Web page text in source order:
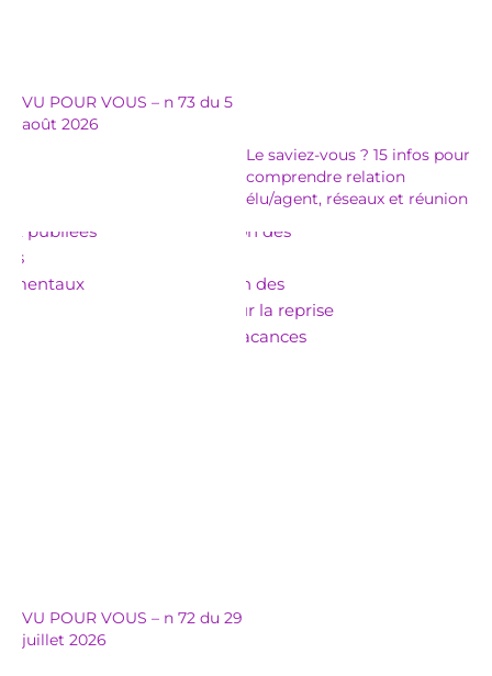
VU POUR VOUS – n 73 du 5
août 2026
Le saviez-vous ? 15 infos pour
comprendre relation
élu/agent, réseaux et réunion
VU POUR VOUS – n 72 du 29
juillet 2026